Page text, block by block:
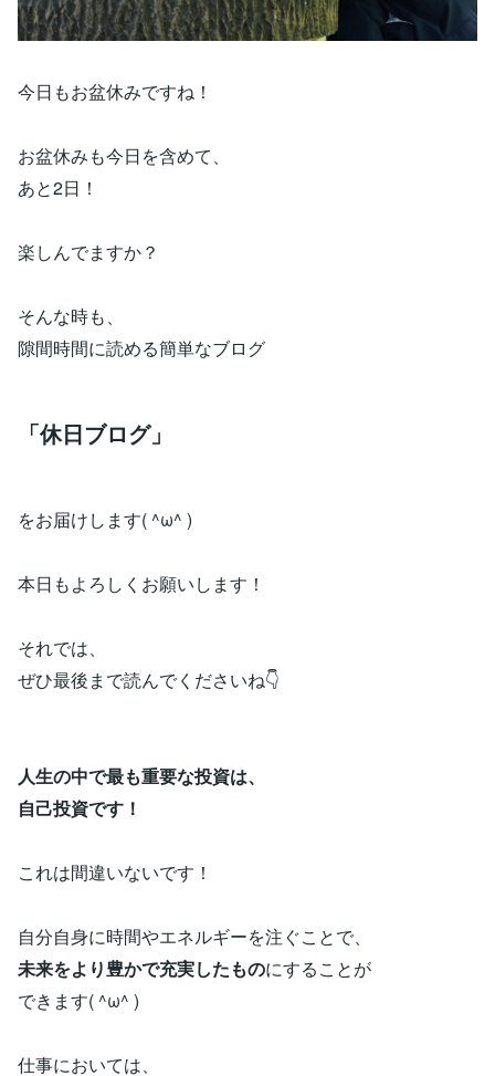
今日もお盆休みですね！
お盆休みも今日を含めて、
あと2日！
楽しんでますか？
そんな時も、
隙間時間に読める簡単なブログ
「休日ブログ」
をお届けします( ^ω^ )
本日もよろしくお願いします！
それでは、
ぜひ最後まで読んでくださいね👇
人生の中で最も重要な投資は、
自己投資です！
これは間違いないです！
自分自身に時間やエネルギーを注ぐことで、
未来をより豊かで充実したものにすることが
できます( ^ω^ )
仕事においては、